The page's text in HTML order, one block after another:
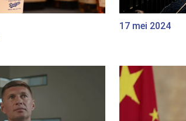
17 mei 2024